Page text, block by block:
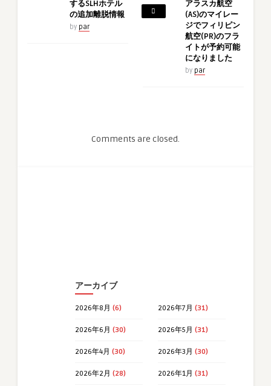
するSLHホテル
の追加離脱情報
by par
アラスカ航空
(AS)のマイレー
ジでフィリピン
航空(PR)のフラ
イトが予約可能
になりました
by par
Comments are closed.
アーカイブ
2026年8月 (6) 2026年7月 (31)
2026年6月 (30) 2026年5月 (31)
2026年4月 (30) 2026年3月 (30)
2026年2月 (28) 2026年1月 (31)